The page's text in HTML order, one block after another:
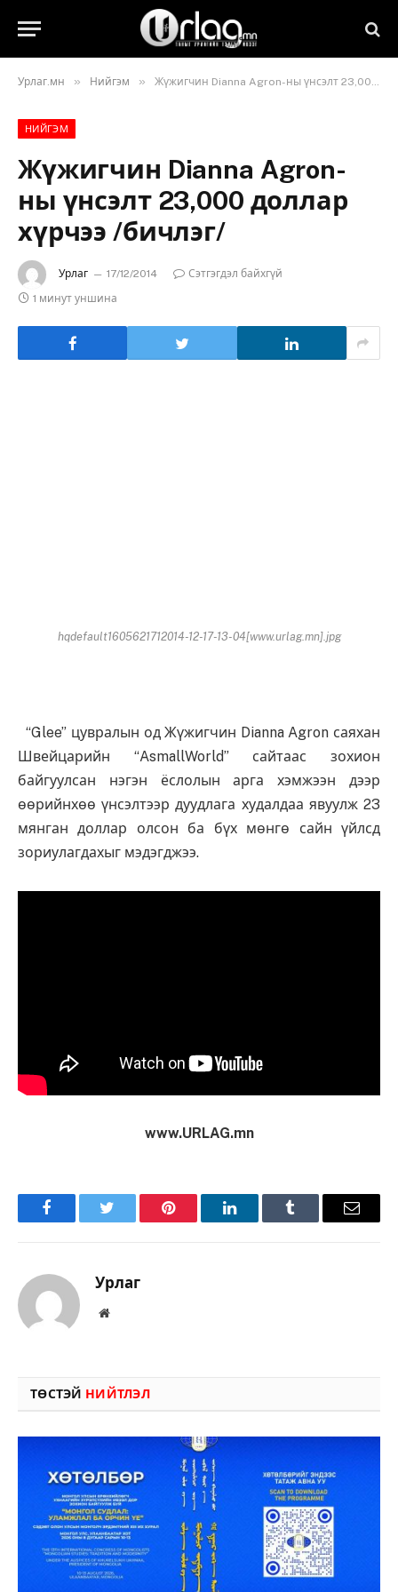
Урлаг.мн » Нийгэм » Жүжигчин Dianna Agron-ны үнсэлт 23,000 доллар хүрчээ /бичлэг/
НИЙГЭМ
Жүжигчин Dianna Agron-
ны үнсэлт 23,000 доллар
хүрчээ /бичлэг/
Урлаг 17/12/2014
Сэтгэгдэл байхгүй
1 минут уншина
hqdefault1605621712014-12-17-13-04[www.urlag.mn].jpg
“Glee” цувралын од Жүжигчин Dianna Agron саяхан
Швейцарийн “AsmallWorld” сайтаас зохион
байгуулсан нэгэн ёслолын арга хэмжээн дээр
өөрийнхөө үнсэлтээр дуудлага худалдаа явуулж 23
мянган доллар олсон ба бүх мөнгө сайн үйлсд
зориулагдахыг мэдэгджээ.
www.URLAG.mn
FacebookTwitter Pinterest LinkedInTumblr Имэйл
Урлаг
Вэбсайт
ТӨСТЭЙ НИЙТЛЭЛ